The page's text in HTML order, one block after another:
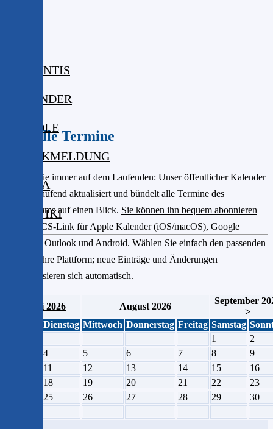
WEBUNTIS
KALENDER
MOODLE
KRANKMELDUNG
MENSA
DIGIWIKI
Aktuelle Termine
Bleiben Sie immer auf dem Laufenden: Unser öffentlicher Kalender
wird fortlaufend aktualisiert und bündelt alle Termine des
Gymnasiums auf einen Blick. Sie können ihn bequem abonnieren –
per iCal/ICS-Link für Apple Kalender (iOS/macOS), Google
Kalender, Outlook und Android. Wählen Sie einfach den passenden
Link für Ihre Plattform; neue Einträge und Änderungen
synchronisieren sich automatisch.
< Juli 2026 August 2026
September
>
Dienstag Mittwoch Donnerstag Freitag Samstag
1
2
4 5 6 7 8
9
11 12 13 14 15
16
18 19 20 21 22
23
25 26 27 28 29
30